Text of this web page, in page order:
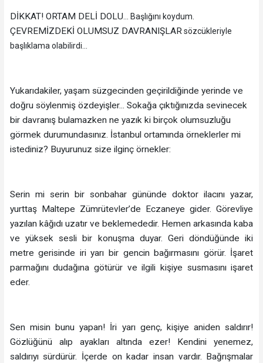
DİKKAT! ORTAM DELİ DOLU... Başlığını koydum.
ÇEVREMİZDEKİ OLUMSUZ DAVRANIŞLARsözcükleriyle
başlıklama olabilirdi...
Yukarıdakiler, yaşam süzgecinden geçirildiğinde yerinde ve
doğru söylenmiş özdeyişler... Sokağa çıktığınızda sevinecek
bir davranış bulamazken ne yazık ki birçok olumsuzluğu
görmek durumundasınız. İstanbul ortamında örneklerler mi
istediniz? Buyurunuz size ilginç örnekler:
Serin mi serin bir sonbahar gününde doktor ilacını yazar,
yurttaş Maltepe Zümrütevler’de Eczaneye gider. Görevliye
yazılan kâğıdı uzatır ve beklemededir. Hemen arkasında kaba
ve yüksek sesli bir konuşma duyar. Geri döndüğünde iki
metre gerisinde iri yarı bir gencin bağırmasını görür. İşaret
parmağını dudağına götürür ve ilgili kişiye susmasını işaret
eder.
Sen misin bunu yapan! İri yarı genç, kişiye aniden saldırır!
Gözlüğünü alıp ayakları altında ezer! Kendini yenemez,
saldırıyı sürdürür. İçerde on kadar insan vardır. Bağrışmalar